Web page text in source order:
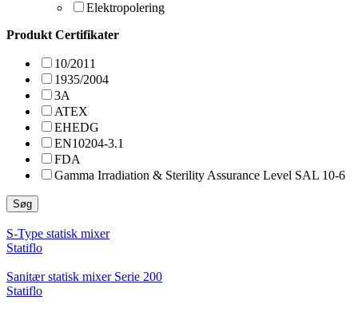
Elektropolering
Produkt Certifikater
10/2011
1935/2004
3A
ATEX
EHEDG
EN10204-3.1
FDA
Gamma Irradiation & Sterility Assurance Level SAL 10-6
Søg
S-Type statisk mixer
Statiflo
Sanitær statisk mixer Serie 200
Statiflo